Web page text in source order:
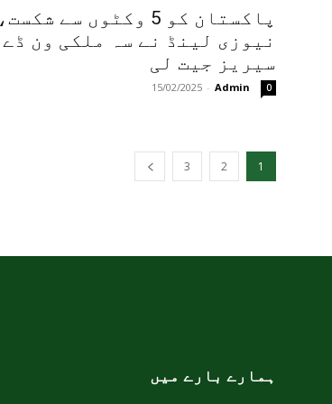
پاکستان کو 5 وکٹوں سے شکست،
نیوزی لینڈ نے سہ ملکی ون ڈے
سیریز جیت لی
Admin
-
15/02/2025 0
1
2
3
ہمارے بارے میں